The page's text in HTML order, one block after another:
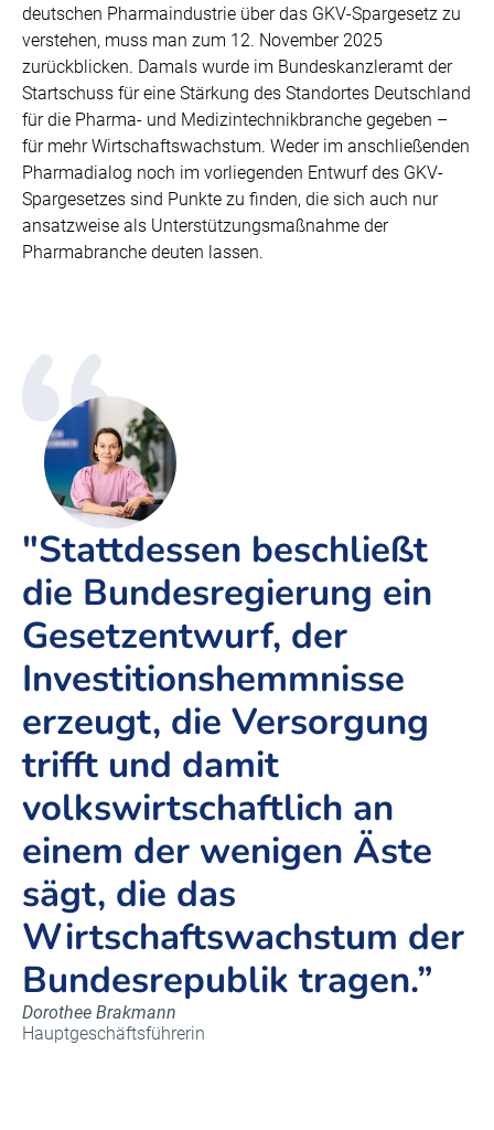
deutschen Pharmaindustrie über das GKV-Spargesetz zu
verstehen, muss man zum 12. November 2025
zurückblicken. Damals wurde im Bundeskanzleramt der
Startschuss für eine Stärkung des Standortes Deutschland
für die Pharma- und Medizintechnikbranche gegeben –
für mehr Wirtschaftswachstum. Weder im anschließenden
Pharmadialog noch im vorliegenden Entwurf des GKV-
Spargesetzes sind Punkte zu finden, die sich auch nur
ansatzweise als Unterstützungsmaßnahme der
Pharmabranche deuten lassen.
"Stattdessen beschließt
die Bundesregierung ein
Gesetzentwurf, der
Investitionshemmnisse
erzeugt, die Versorgung
trifft und damit
volkswirtschaftlich an
einem der wenigen Äste
sägt, die das
Wirtschaftswachstum der
Bundesrepublik tragen.”
Dorothee Brakmann
Hauptgeschäftsführerin